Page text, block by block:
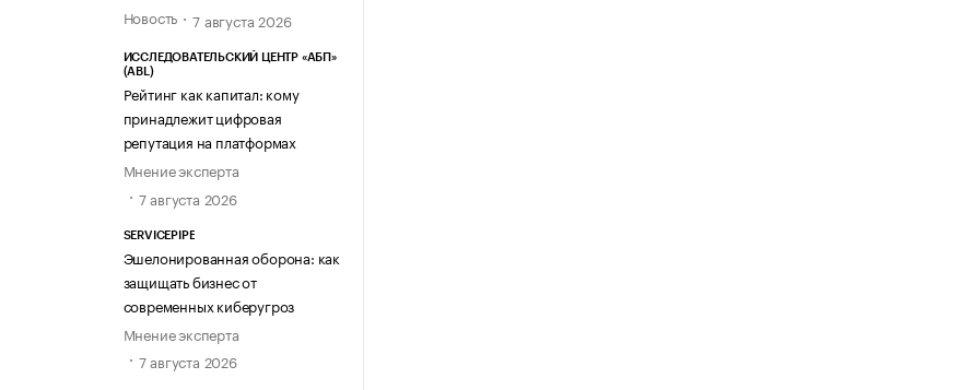
Новость
7 августа 2026
ИССЛЕДОВАТЕЛЬСКИЙ ЦЕНТР «АБП»
(ABL)
Рейтинг как капитал: кому
принадлежит цифровая
репутация на платформах
Мнение эксперта
7 августа 2026
SERVICEPIPE
Эшелонированная оборона: как
защищать бизнес от
современных киберугроз
Мнение эксперта
7 августа 2026